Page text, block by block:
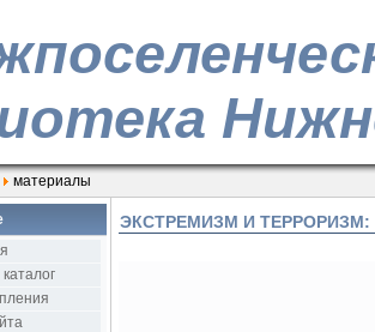
материалы
ЭКСТРЕМИЗМ И